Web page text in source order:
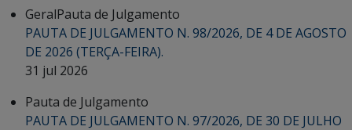
GeralPauta de Julgamento
PAUTA DE JULGAMENTO N. 98/2026, DE 4 DE AGOSTO
DE 2026 (TERÇA-FEIRA).
31 jul 2026
Pauta de Julgamento
PAUTA DE JULGAMENTO N. 97/2026, DE 30 DE JULHO